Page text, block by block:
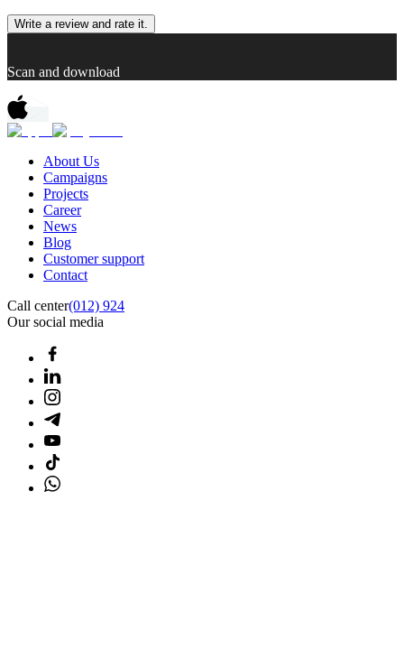
Write a review and rate it.
Scan and download
About Us
Campaigns
Projects
Career
News
Blog
Customer support
Contact
Call center(012) 924
Our social media